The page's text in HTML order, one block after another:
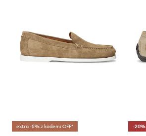
extra -5% z kodem: OFF* -20%